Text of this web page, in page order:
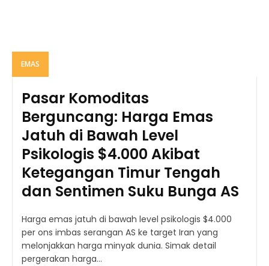
EMAS
Pasar Komoditas
Berguncang: Harga Emas
Jatuh di Bawah Level
Psikologis $4.000 Akibat
Ketegangan Timur Tengah
dan Sentimen Suku Bunga AS
Harga emas jatuh di bawah level psikologis $4.000
per ons imbas serangan AS ke target Iran yang
melonjakkan harga minyak dunia. Simak detail
pergerakan harga...